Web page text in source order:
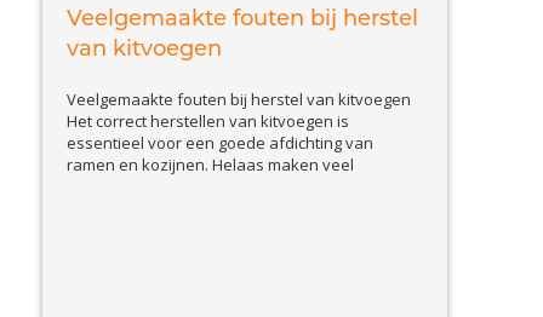
hoe u schade door slakken herkent en welke
effectieve...View Article
Veelgemaakte fouten bij herstel
van kitvoegen
Veelgemaakte fouten bij herstel van kitvoegen
Het correct herstellen van kitvoegen is
essentieel voor een goede afdichting van
ramen en kozijnen. Helaas maken veel